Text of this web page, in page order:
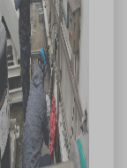
即截止。